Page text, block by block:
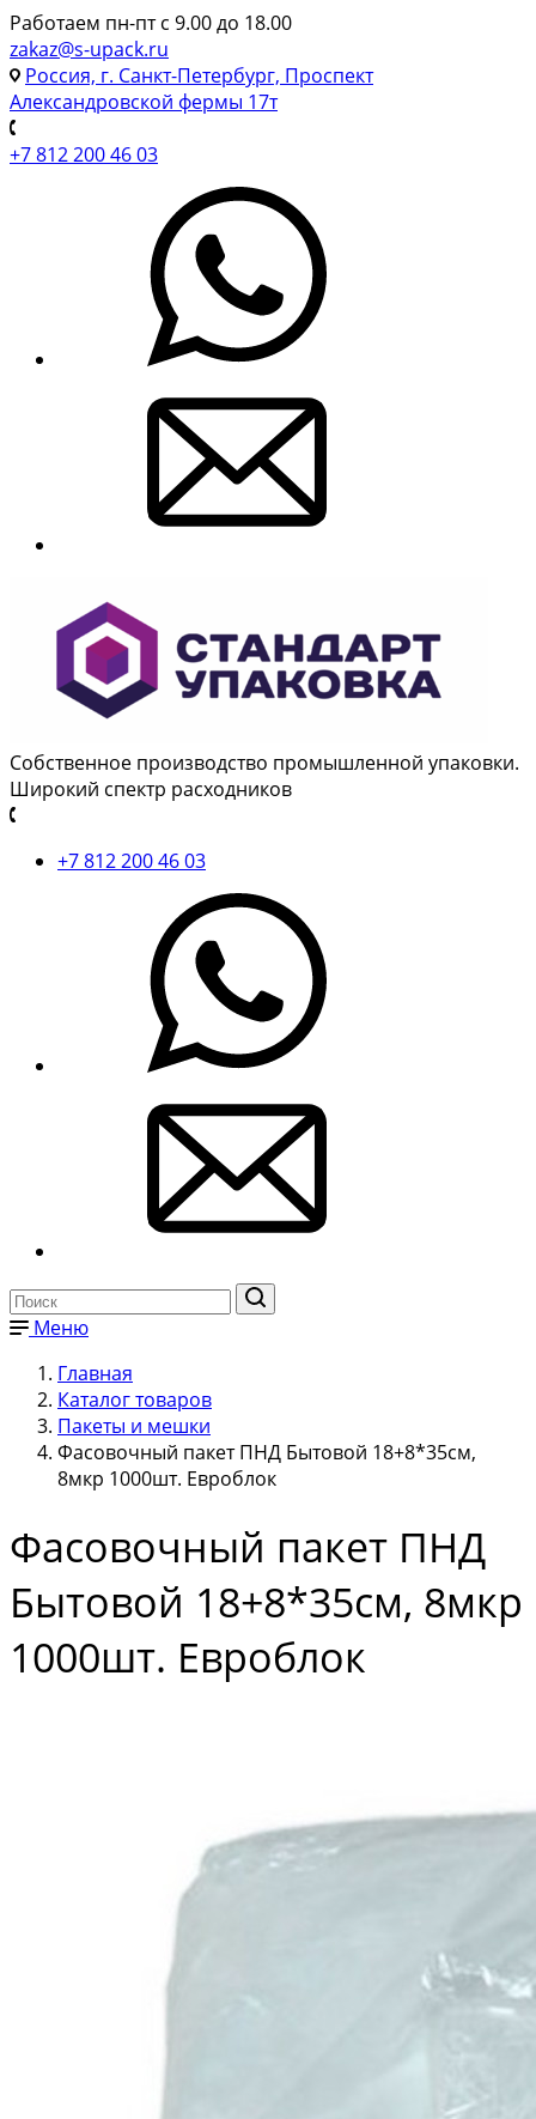
Работаем пн-пт с 9.00 до 18.00
zakaz@s-upack.ru
Россия, г. Санкт-Петербург, Проспект
Александровской фермы 17т
+7 812 200 46 03
Собственное производство промышленной упаковки.
Широкий спектр расходников
+7 812 200 46 03
Меню
Главная
Каталог товаров
Пакеты и мешки
Фасовочный пакет ПНД Бытовой 18+8*35см,
8мкр 1000шт. Евроблок
Фасовочный пакет ПНД
Бытовой 18+8*35см, 8мкр
1000шт. Евроблок